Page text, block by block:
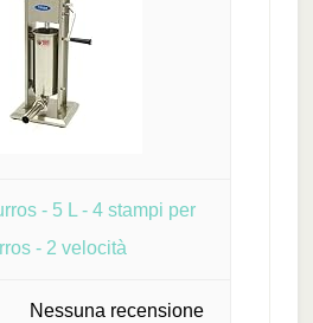
- 5 L - 4 stampi per
- 2 velocità
Nessuna recensione